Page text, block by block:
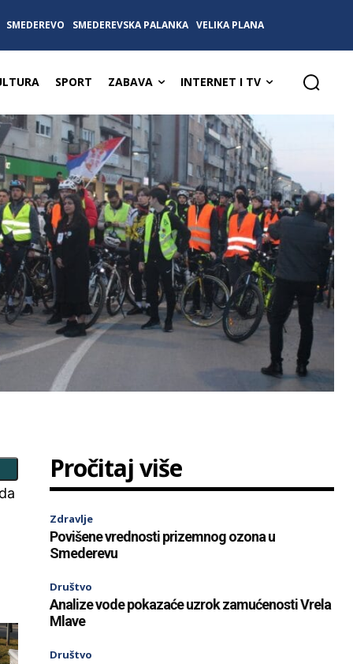
SMEDEREVO SMEDEREVSKA PALANKA VELIKA PLANA
SPORT ZABAVA INTERNET I TV
Pročitaj više
Zdravlje
Povišene vrednosti prizemnog ozona u
Smederevu
Društvo
Analize vode pokazaće uzrok zamućenosti Vrela
Mlave
Društvo